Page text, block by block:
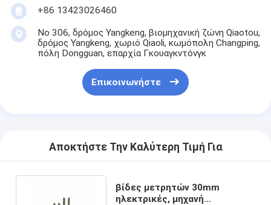
+86 13423026460
Νο 306, δρόμος Yangkeng, βιομηχανική ζώνη Qiaotou,
δρόμος Yangkeng, χωριό Qiaoli, κωμόπολη Changping,
πόλη Dongguan, επαρχία Γκουαγκντόνγκ
Επικοινωνήστε
Αποκτήστε Την Καλύτερη Τιμή Για
βίδες μετρητών 30mm
ηλεκτρικές, μηχανή